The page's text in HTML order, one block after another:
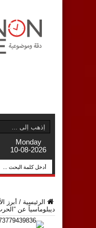
Monday
10-08-2026
الرئيسية / أبرز
ديبلوماسياً عن